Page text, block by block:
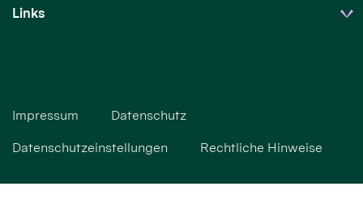
Links
Impressum Datenschutz
Datenschutzeinstellungen Rechtliche Hinweise